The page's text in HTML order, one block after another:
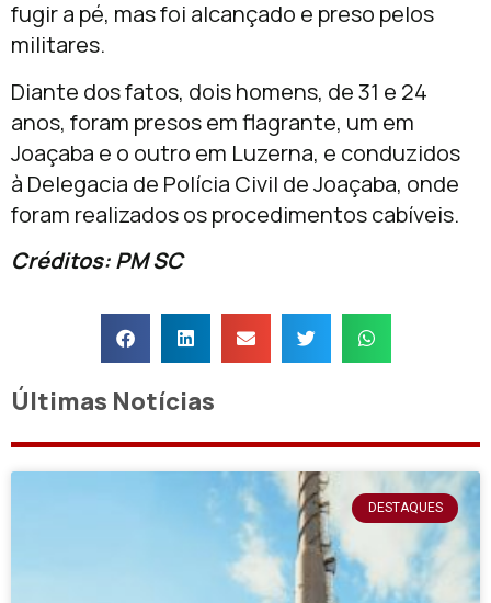
fugir a pé, mas foi alcançado e preso pelos
militares.
Diante dos fatos, dois homens, de 31 e 24
anos, foram presos em flagrante, um em
Joaçaba e o outro em Luzerna, e conduzidos
à Delegacia de Polícia Civil de Joaçaba, onde
foram realizados os procedimentos cabíveis.
Créditos: PM SC
Últimas Notícias
DESTAQUES